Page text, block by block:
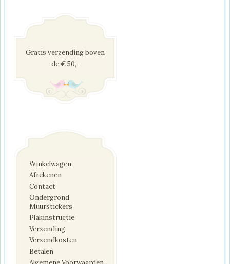
Gratis verzending boven
de € 50,-
Winkelwagen
Afrekenen
Contact
Ondergrond
Muurstickers
Plakinstructie
Verzending
Verzendkosten
Betalen